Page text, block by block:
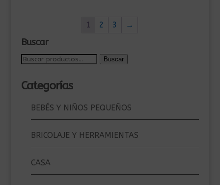
1 2 3 →
Buscar
Buscar
Buscar
Categorías
BEBÉS Y NIÑOS PEQUEÑOS
BRICOLAJE Y HERRAMIENTAS
CASA